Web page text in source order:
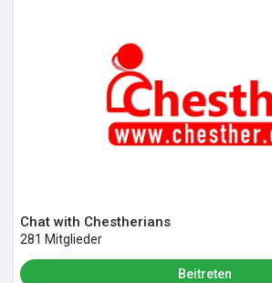
Chat with Chestherians
281 Mitglieder
Beitreten